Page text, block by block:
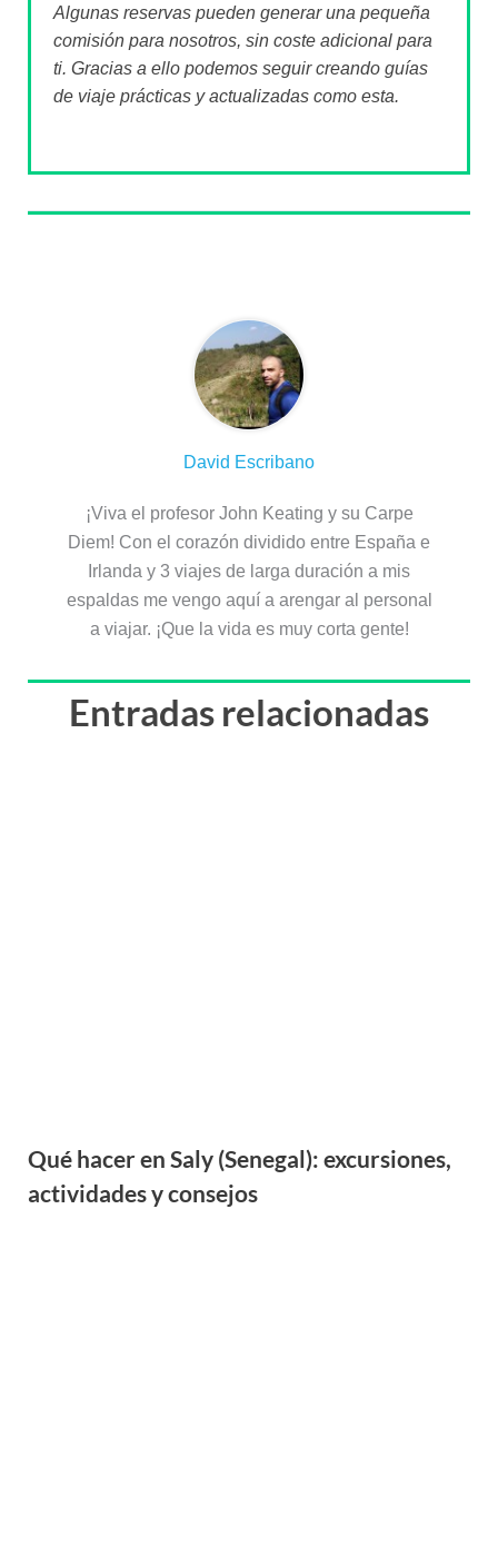
Algunas reservas pueden generar una pequeña
comisión para nosotros, sin coste adicional para
ti. Gracias a ello podemos seguir creando guías
de viaje prácticas y actualizadas como esta.
David Escribano
¡Viva el profesor John Keating y su Carpe
Diem! Con el corazón dividido entre España e
Irlanda y 3 viajes de larga duración a mis
espaldas me vengo aquí a arengar al personal
a viajar. ¡Que la vida es muy corta gente!
Entradas relacionadas